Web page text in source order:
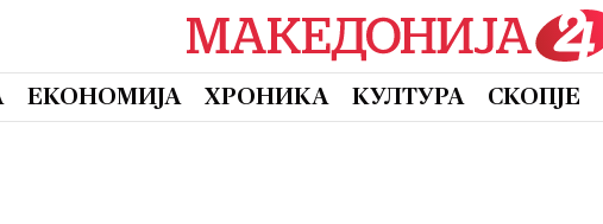
ЕКОНОМИЈА ХРОНИКА КУЛТУРА СКОПЈЕ